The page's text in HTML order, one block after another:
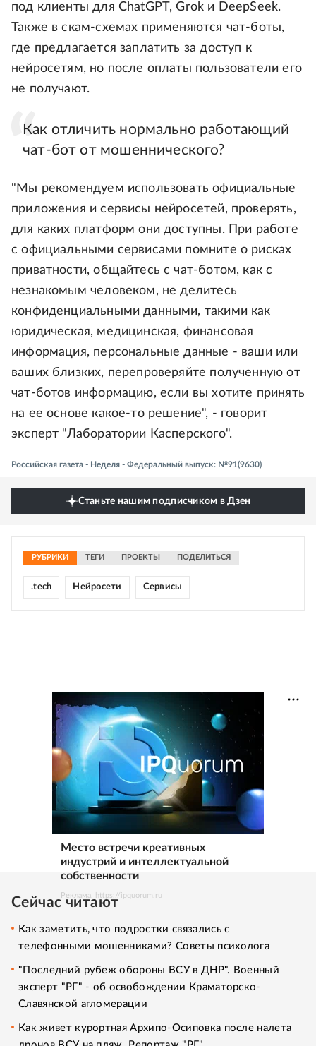
под клиенты для ChatGPT, Grok и DeepSeek.
Также в скам-схемах применяются чат-боты,
где предлагается заплатить за доступ к
нейросетям, но после оплаты пользователи его
не получают.
Как отличить нормально работающий
чат-бот от мошеннического?
"Мы рекомендуем использовать официальные
приложения и сервисы нейросетей, проверять,
для каких платформ они доступны. При работе
с официальными сервисами помните о рисках
приватности, общайтесь с чат-ботом, как с
незнакомым человеком, не делитесь
конфиденциальными данными, такими как
юридическая, медицинская, финансовая
информация, персональные данные - ваши или
ваших близких, перепроверяйте полученную от
чат-ботов информацию, если вы хотите принять
на ее основе какое-то решение", - говорит
эксперт "Лаборатории Касперского".
Российская газета - Неделя - Федеральный выпуск: №91(9630)
Станьте нашим подписчиком в Дзен
РУБРИКИ ТЕГИ ПРОЕКТЫ ПОДЕЛИТЬСЯ
.tech Нейросети Сервисы
Место встречи креативных
индустрий и интеллектуальной
собственности
Реклама. https://ipquorum.ru
Сейчас читают
Как заметить, что подростки связались с
телефонными мошенниками? Советы психолога
"Последний рубеж обороны ВСУ в ДНР". Военный
эксперт "РГ" - об освобождении Краматорско-
Славянской агломерации
Как живет курортная Архипо-Осиповка после налета